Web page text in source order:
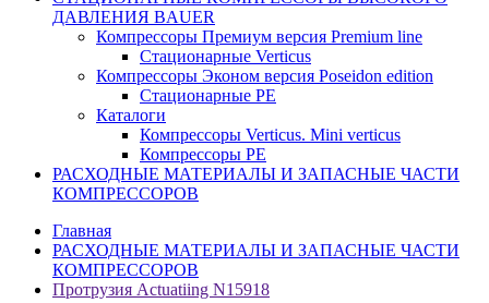
ДАВЛЕНИЯ BAUER
Компрессоры Премиум версия Premium line
Стационарные Verticus
Компрессоры Эконом версия Poseidon edition
Стационарные PE
Каталоги
Компрессоры Verticus. Mini verticus
Компрессоры PE
РАСХОДНЫЕ МАТЕРИАЛЫ И ЗАПАСНЫЕ ЧАСТИ
КОМПРЕССОРОВ
Главная
РАСХОДНЫЕ МАТЕРИАЛЫ И ЗАПАСНЫЕ ЧАСТИ
КОМПРЕССОРОВ
Протрузия Actuatiing N15918